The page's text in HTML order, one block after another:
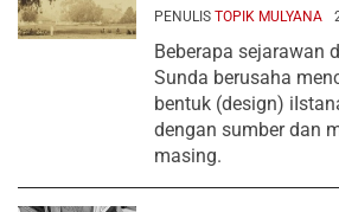
PENULIS TOPIK MULYANA
Beberapa sejarawan
Sunda berusaha
bentuk (design)
dengan sumber dan
masing.